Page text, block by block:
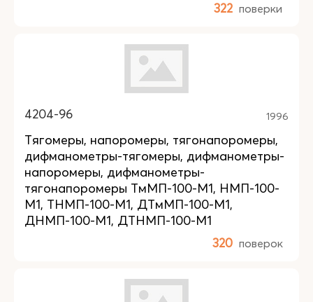
322 поверки
4204-96 1996
Тягомеры, напоромеры, тягонапоромеры,
дифманометры-тягомеры, дифманометры-
напоромеры, дифманометры-
тягонапоромеры ТмМП-100-М1, НМП-100-
М1, ТНМП-100-М1, ДТмМП-100-М1,
ДНМП-100-М1, ДТНМП-100-М1
320 поверок